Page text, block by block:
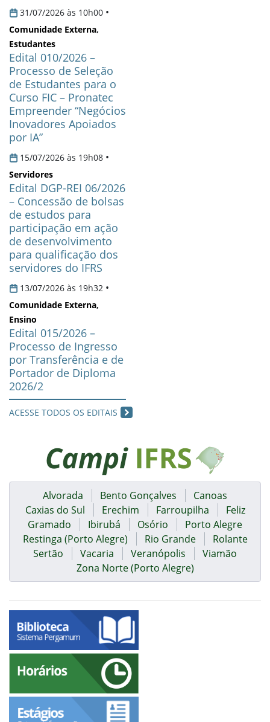
31/07/2026 às 10h00 •
Comunidade Externa,
Estudantes
Edital 010/2026 –
Processo de Seleção
de Estudantes para o
Curso FIC – Pronatec
Empreender “Negócios
Inovadores Apoiados
por IA”
15/07/2026 às 19h08 •
Servidores
Edital DGP-REI 06/2026
– Concessão de bolsas
de estudos para
participação em ação
de desenvolvimento
para qualificação dos
servidores do IFRS
13/07/2026 às 19h32 •
Comunidade Externa,
Ensino
Edital 015/2026 –
Processo de Ingresso
por Transferência e de
Portador de Diploma
2026/2
ACESSE TODOS OS EDITAIS
Alvorada Bento Gonçalves
Canoas
Caxias do Sul
Erechim Farroupilha
Feliz
Gramado
Ibirubá Osório
Porto Alegre
Restinga (Porto Alegre)
Rio Grande
Rolante
Sertão
Vacaria Veranópolis
Viamão
Zona Norte (Porto Alegre)